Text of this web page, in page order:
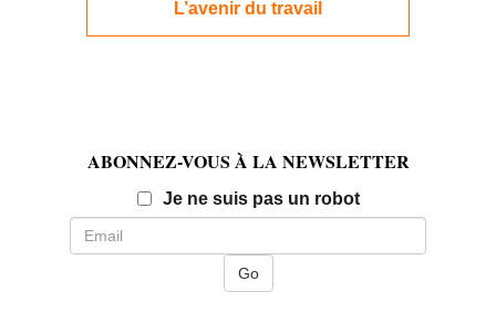
L’avenir du travail
ABONNEZ-VOUS À LA NEWSLETTER
Je ne suis pas un robotEmail